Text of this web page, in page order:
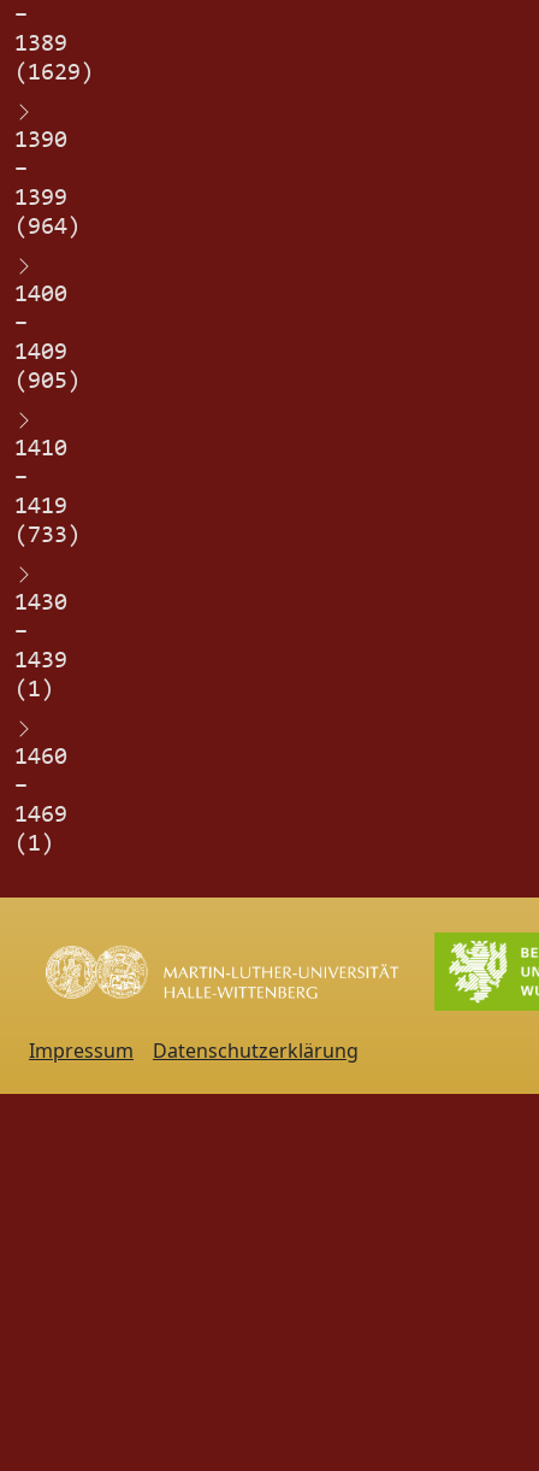
–
1389
(1629)
1390
–
1399
(964)
1400
–
1409
(905)
1410
–
1419
(733)
1430
–
1439
(1)
1460
–
1469
(1)
Impressum Datenschutzerklärung